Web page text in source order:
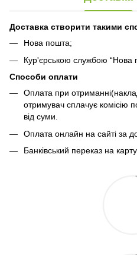
Доставка створити такими
Нова пошта;
Кур'єрською службою “Нова
Способи оплати
Оплата при
отримувач сплачує комісію
від суми.
Оплата онлайн на сайті за
Банківський переказ на карту.